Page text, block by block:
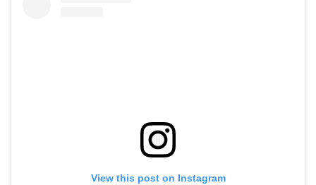
View this post on Instagram